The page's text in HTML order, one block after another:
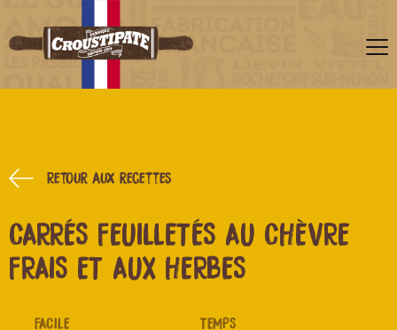
Retour aux recettes
CARRÉS FEUILLETÉS AU CHÈVRE
FRAIS ET AUX HERBES
FACILE TEMPS